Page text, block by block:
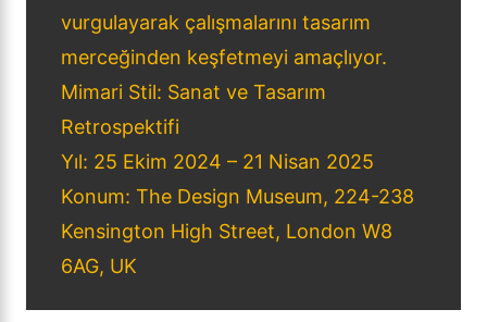
vurgulayarak çalışmalarını tasarım
merceğinden keşfetmeyi amaçlıyor.
Mimari Stil: Sanat ve Tasarım
Retrospektifi
Yıl: 25 Ekim 2024 – 21 Nisan 2025
Konum: The Design Museum, 224-238
Kensington High Street, London W8
6AG, UK